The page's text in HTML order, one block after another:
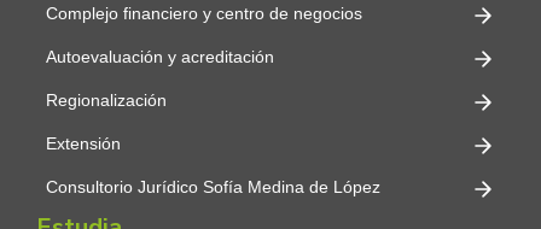
Complejo financiero y centro de negocios
Autoevaluación y acreditación
Regionalización
Extensión
Consultorio Jurídico Sofía Medina de López